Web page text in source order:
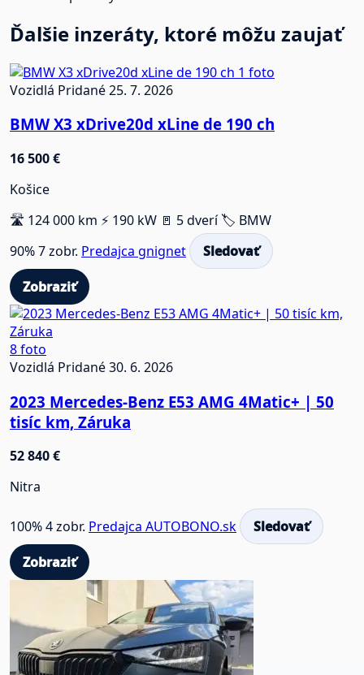
Ďalšie inzeráty, ktoré môžu zaujať
1 foto
Vozidlá Pridané 25. 7. 2026
BMW X3 xDrive20d xLine de 190 ch
16 500 €
Košice
🛣️ 124 000 km ⚡ 190 kW 🚪 5 dverí 🏷️ BMW
90%7 zobr. Predajca gnignet
Sledovať
Zobraziť
8 foto
Vozidlá Pridané 30. 6. 2026
2023 Mercedes-Benz E53 AMG 4Matic+ | 50
tisíc km, Záruka
52 840 €
Nitra
100%4 zobr. Predajca AUTOBONO.sk
Sledovať
Zobraziť